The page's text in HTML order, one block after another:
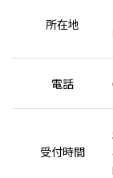
所在地
電話
受付時間